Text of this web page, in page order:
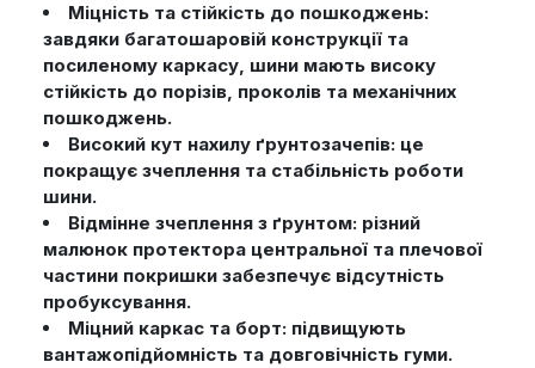
Міцність та стійкість до пошкоджень:
завдяки багатошаровій конструкції та
посиленому каркасу, шини мають високу
стійкість до порізів, проколів та механічних
пошкоджень.
Високий кут нахилу ґрунтозачепів: це
покращує зчеплення та стабільність роботи
шини.
Відмінне зчеплення з ґрунтом: різний
малюнок протектора центральної та плечової
частини покришки забезпечує відсутність
пробуксування.
Міцний каркас та борт: підвищують
вантажопідйомність та довговічність гуми.